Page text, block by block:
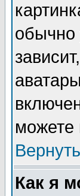
обычно
можете
Как я